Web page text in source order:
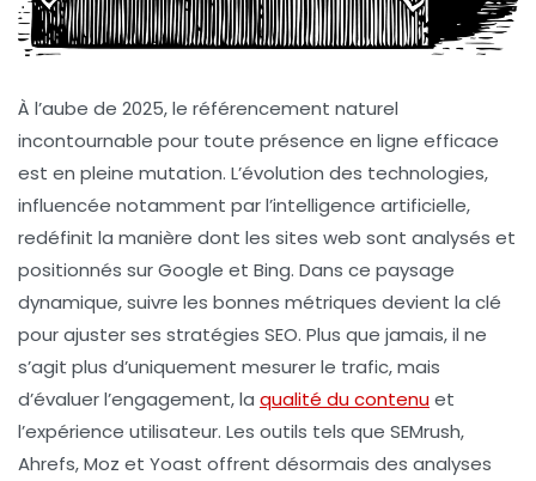
À l’aube de 2025, le référencement naturel
incontournable pour toute présence en ligne efficace
est en pleine mutation. L’évolution des technologies,
influencée notamment par l’intelligence artificielle,
redéfinit la manière dont les sites web sont analysés et
positionnés sur Google et Bing. Dans ce paysage
dynamique, suivre les bonnes métriques devient la clé
pour ajuster ses stratégies SEO. Plus que jamais, il ne
s’agit plus d’uniquement mesurer le trafic, mais
d’évaluer l’engagement, la qualité du contenuet
l’expérience utilisateur. Les outils tels que SEMrush,
Ahrefs, Moz et Yoast offrent désormais des analyses